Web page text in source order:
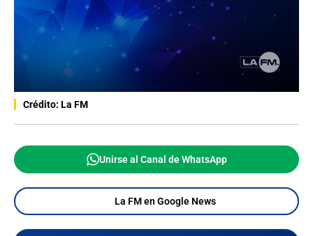
Crédito: La FM
Unirse al Canal de WhatsApp
La FM en Google News